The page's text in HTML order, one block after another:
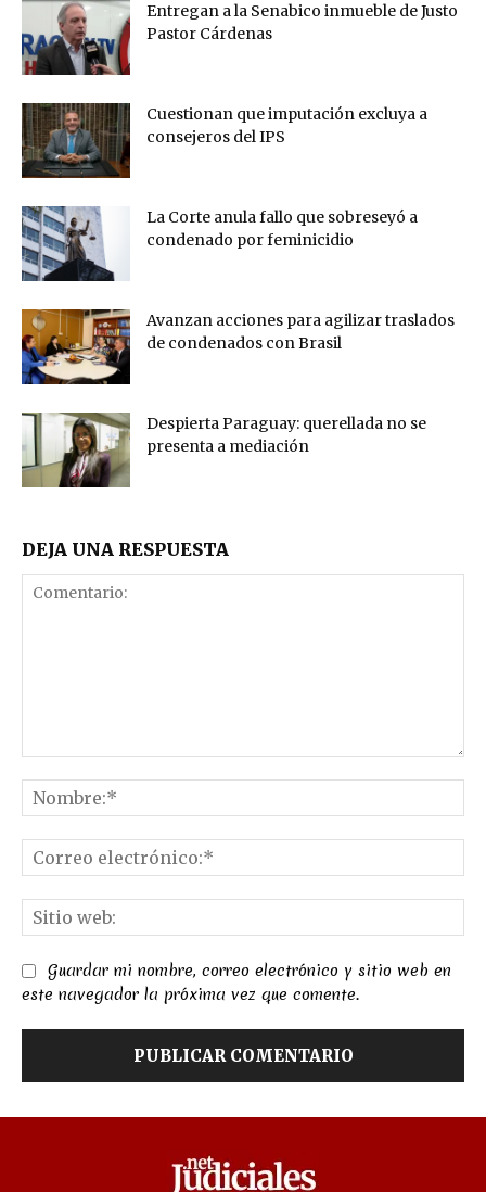
Entregan a la Senabico inmueble de Justo
Pastor Cárdenas
Cuestionan que imputación excluya a
consejeros del IPS
La Corte anula fallo que sobreseyó a
condenado por feminicidio
Avanzan acciones para agilizar traslados
de condenados con Brasil
Despierta Paraguay: querellada no se
presenta a mediación
DEJA UNA RESPUESTA
Guardar mi nombre, correo electrónico y sitio web en
este navegador la próxima vez que comente.